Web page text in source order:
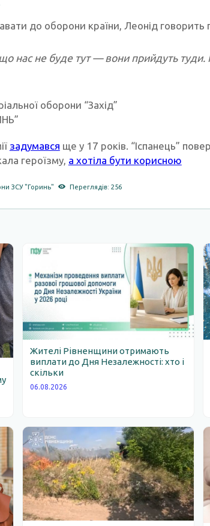
до оборони країни, Леонід говорить
нас не буде тут — вони прийдуть туди. І
оборони “Захід”
задумався ще у 17 років. “Іспанець”
героїзму, а хотіла бути корисною
ЗСУ "Горинь" Переглядів: 256
Жителі Рівненщини отримають
виплати до Дня Незалежності: хто і
скільки
06.08.2026